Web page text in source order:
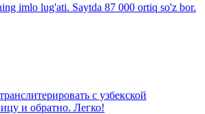
imlo lug'ati. Saytda 87 000 ortiq so'z bor.
с узбекской
и обратно. Легко!